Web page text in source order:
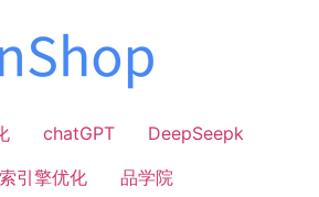
chatGPT
DeepSeepk
引擎优化
品学院